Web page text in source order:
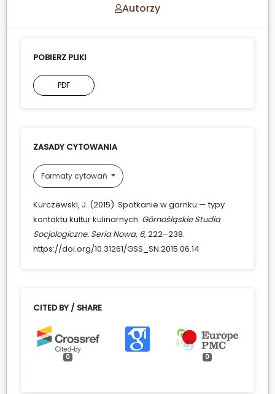
Autorzy
POBIERZ PLIKI
PDF
ZASADY CYTOWANIA
Formaty cytowań
Kurczewski, J. (2015). Spotkanie w garnku — typy
kontaktu kultur kulinarnych. Górnośląskie Studia
Socjologiczne. Seria Nowa, 6, 222–238.
https://doi.org/10.31261/GSS_SN.2015.06.14
CITED BY / SHARE
0 0